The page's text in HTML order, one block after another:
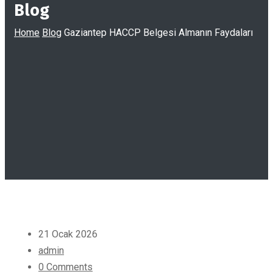
Blog
Home Blog Gaziantep HACCP Belgesi Almanın Faydaları
21 Ocak 2026
admin
0 Comments